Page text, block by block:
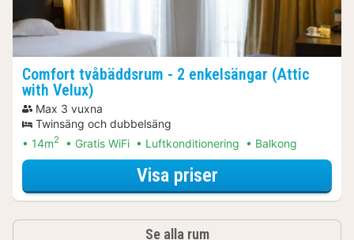
Comfort tvåbäddsrum - 2 enkelsängar (Attic
with Velux)
Max 3 vuxna
Twinsäng och dubbelsäng
14m2 Gratis WiFi Luftkonditionering Balkong
Visa priserför Comfort
Se alla rum